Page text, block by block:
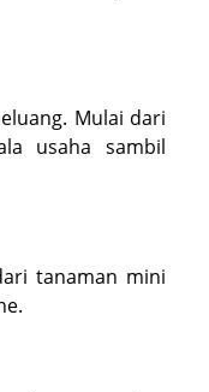
Mulai dari
usaha sambil
tanaman mini